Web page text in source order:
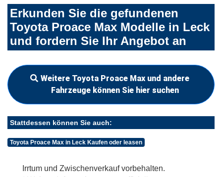
Erkunden Sie die gefundenen
Toyota Proace Max Modelle in Leck
und fordern Sie Ihr Angebot an
Weitere Toyota Proace Max und andere
Fahrzeuge können Sie hier suchen
Stattdessen können Sie auch:
Toyota Proace Max in Leck Kaufen oder leasen
Irrtum und Zwischenverkauf vorbehalten.